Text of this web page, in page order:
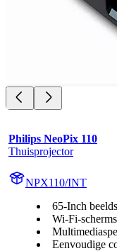
Philips NeoPix 110
Thuisprojector
NPX110/INT
65-Inch
Wi-Fi-
Eenvoudige